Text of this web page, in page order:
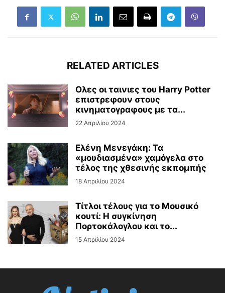
RELATED ARTICLES
Ολες οι ταινιες του Ηarry Potter
επιστρεφουν στους
κινηματογραφους με τα...
22 Απριλίου 2024
Ελένη Μενεγάκη: Τα
«μουδιασμένα» χαμόγελα στο
τέλος της χθεσινής εκπομπής
18 Απριλίου 2024
Τίτλοι τέλους για το Μουσικό
κουτί: Η συγκίνηση
Πορτοκάλογλου και το...
15 Απριλίου 2024